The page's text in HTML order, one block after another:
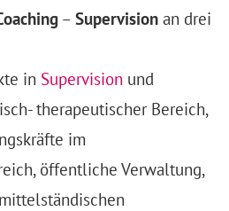
– Supervision an drei
in Supervision und
therapeutischer Bereich,
im
öffentliche Verwaltung,